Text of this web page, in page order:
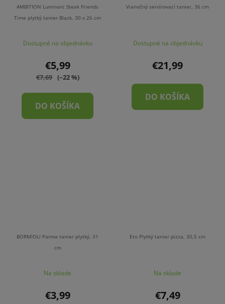
AMBITION Luminarc Steak Friends
Time plytký tanier Black, 30 x 26 cm
Dostupné na objednávku
€5,99
€7,69 (–22 %)
DO KOŠÍKA
Vianočný servírovací tanier, 36 cm
Dostupné na objednávku
€21,99
DO KOŠÍKA
BORMIOLI Parma tanier plytký, 31
cm
Na sklade
€3,99
Eto Plytký tanier pizza, 30,5 cm
Na sklade
€7,49